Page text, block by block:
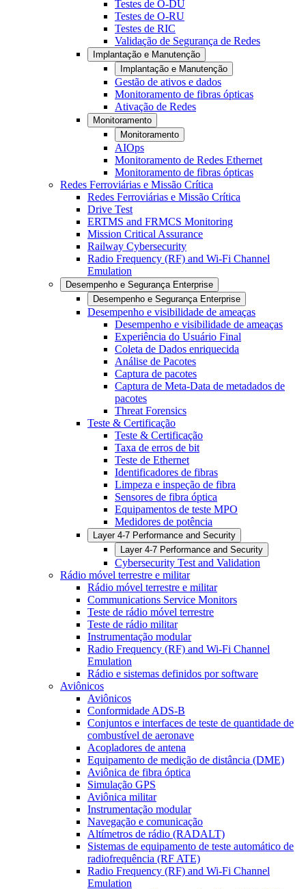
Testes de O-DU
Testes de O-RU
Testes de RIC
Validação de Segurança de Redes
Implantação e Manutenção
Implantação e Manutenção
Gestão de ativos e dados
Monitoramento de fibras ópticas
Ativação de Redes
Monitoramento
Monitoramento
AIOps
Monitoramento de Redes Ethernet
Monitoramento de fibras ópticas
Redes Ferroviárias e Missão Crítica
Redes Ferroviárias e Missão Crítica
Drive Test
ERTMS and FRMCS Monitoring
Mission Critical Assurance
Railway Cybersecurity
Radio Frequency (RF) and Wi-Fi Channel
Emulation
Desempenho e Segurança Enterprise
Desempenho e Segurança Enterprise
Desempenho e visibilidade de ameaças
Desempenho e visibilidade de ameaças
Experiência do Usuário Final
Coleta de Dados enriquecida
Análise de Pacotes
Captura de pacotes
Captura de Meta-Data de metadados de
pacotes
Threat Forensics
Teste & Certificação
Teste & Certificação
Taxa de erros de bit
Teste de Ethernet
Identificadores de fibras
Limpeza e inspeção de fibra
Sensores de fibra óptica
Equipamentos de teste MPO
Medidores de potência
Layer 4-7 Performance and Security
Layer 4-7 Performance and Security
Cybersecurity Test and Validation
Rádio móvel terrestre e militar
Rádio móvel terrestre e militar
Communications Service Monitors
Teste de rádio móvel terrestre
Teste de rádio militar
Instrumentação modular
Radio Frequency (RF) and Wi-Fi Channel
Emulation
Rádio e sistemas definidos por software
Aviônicos
Aviônicos
Conformidade ADS-B
Conjuntos e interfaces de teste de quantidade de
combustível de aeronave
Acopladores de antena
Equipamento de medição de distância (DME)
Aviônica de fibra óptica
Simulação GPS
Aviônica militar
Instrumentação modular
Navegação e comunicação
Altímetros de rádio (RADALT)
Sistemas de equipamento de teste automático de
radiofrequência (RF ATE)
Radio Frequency (RF) and Wi-Fi Channel
Emulation